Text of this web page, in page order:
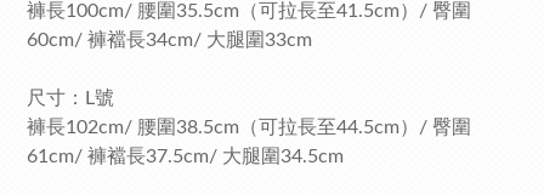
褲長100cm/ 腰圍35.5cm（可拉長至41.5cm）/ 臀圍
60cm/ 褲襠長34cm/ 大腿圍33cm
尺寸：L號
褲長102cm/ 腰圍38.5cm（可拉長至44.5cm）/ 臀圍
61cm/ 褲襠長37.5cm/ 大腿圍34.5cm